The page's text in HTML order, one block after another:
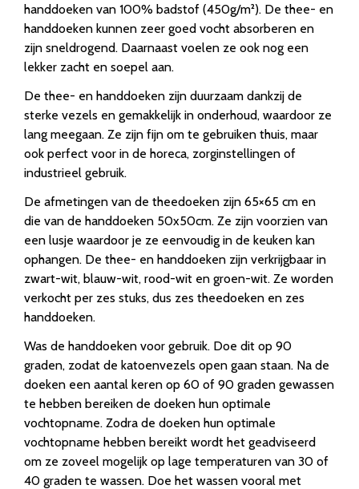
handdoeken van 100% badstof (450g/m²). De thee- en
handdoeken kunnen zeer goed vocht absorberen en
zijn sneldrogend. Daarnaast voelen ze ook nog een
lekker zacht en soepel aan.
De thee- en handdoeken zijn duurzaam dankzij de
sterke vezels en gemakkelijk in onderhoud, waardoor ze
lang meegaan. Ze zijn fijn om te gebruiken thuis, maar
ook perfect voor in de horeca, zorginstellingen of
industrieel gebruik.
De afmetingen van de theedoeken zijn 65×65 cm en
die van de handdoeken 50x50cm. Ze zijn voorzien van
een lusje waardoor je ze eenvoudig in de keuken kan
ophangen. De thee- en handdoeken zijn verkrijgbaar in
zwart-wit, blauw-wit, rood-wit en groen-wit. Ze worden
verkocht per zes stuks, dus zes theedoeken en zes
handdoeken.
Was de handdoeken voor gebruik. Doe dit op 90
graden, zodat de katoenvezels open gaan staan. Na de
doeken een aantal keren op 60 of 90 graden gewassen
te hebben bereiken de doeken hun optimale
vochtopname. Zodra de doeken hun optimale
vochtopname hebben bereikt wordt het geadviseerd
om ze zoveel mogelijk op lage temperaturen van 30 of
40 graden te wassen. Doe het wassen vooral met